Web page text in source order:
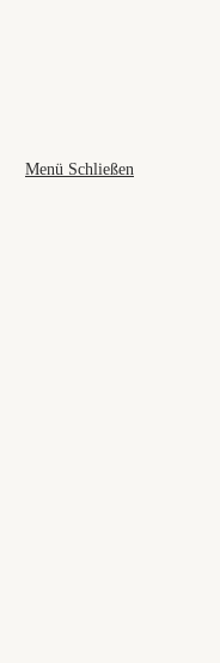
Menü Schließen